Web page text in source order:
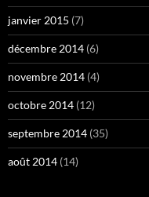
janvier 2015 (7)
décembre 2014 (6)
novembre 2014 (4)
octobre 2014 (12)
septembre 2014 (35)
août 2014 (14)